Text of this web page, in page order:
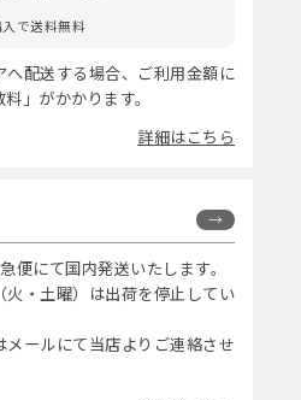
で送料無料
配送する場合、ご利用金額に
」がかかります。
詳細はこちら
便にて国内発送いたします。
・土曜）は出荷を停止してい
ールにて当店よりご連絡させ